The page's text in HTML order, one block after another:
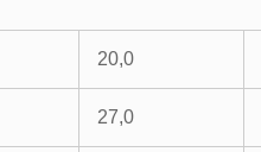
20,0
27,0